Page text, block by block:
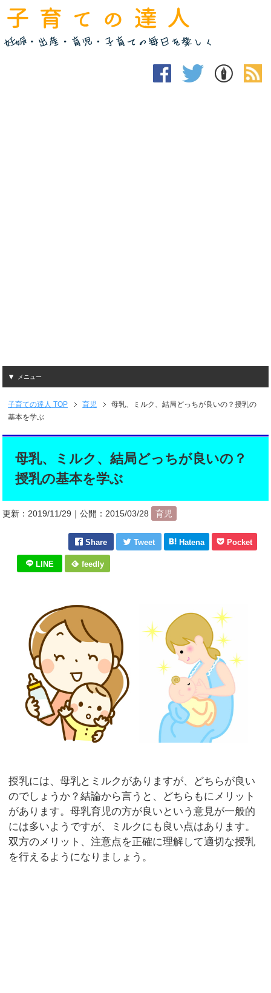
メニュー
子育ての達人 TOP 育児
母乳、ミルク、結局どっちが良いの？授乳の
基本を学ぶ
母乳、ミルク、結局どっちが良いの？
授乳の基本を学ぶ
更新：2019/11/29 ｜公開：2015/03/28 育児
Share Tweet Hatena Pocket
LINE feedly
授乳には、母乳とミルクがありますが、どちらが良い
のでしょうか？結論から言うと、どちらもにメリット
があります。母乳育児の方が良いという意見が一般的
には多いようですが、ミルクにも良い点はあります。
双方のメリット、注意点を正確に理解して適切な授乳
を行えるようになりましょう。